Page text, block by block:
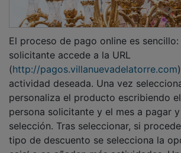
solicitante accede a la URL
(http://pagos.villanuevadelatorre.com
actividad deseada. Una vez
personaliza el producto escribiendo el
persona solicitante y el mes a pagar
selección. Tras seleccionar, si
tipo de descuento se selecciona la
caja’ o se añaden más actividades.